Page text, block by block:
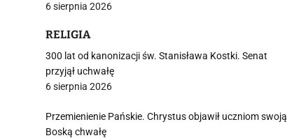
6 sierpnia 2026
RELIGIA
300 lat od kanonizacji św. Stanisława Kostki. Senat
przyjął uchwałę
6 sierpnia 2026
Przemienienie Pańskie. Chrystus objawił uczniom swoją
Boską chwałę